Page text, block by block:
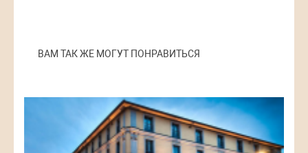
ВАМ ТАК ЖЕ МОГУТ ПОНРАВИТЬСЯ